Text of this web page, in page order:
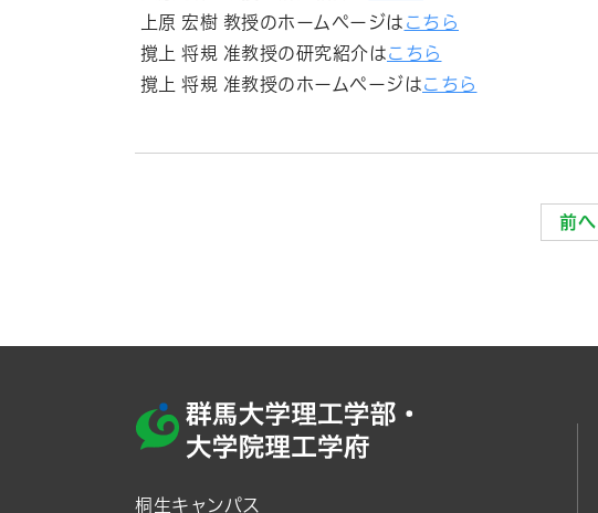
上原 宏樹 教授のホームページは こちら
撹上 将規 准教授の研究紹介はこちら
撹上 将規 准教授のホームページはこちら
前へ
桐生キャンパス